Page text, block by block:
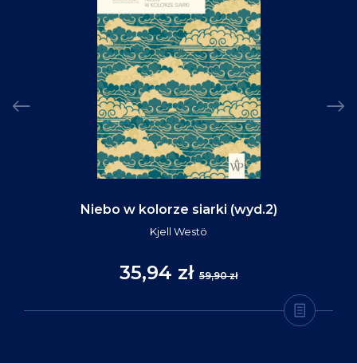
Niebo w kolorze siarki (wyd.2)
Kjell Westö
35,94 zł 59,90 zł